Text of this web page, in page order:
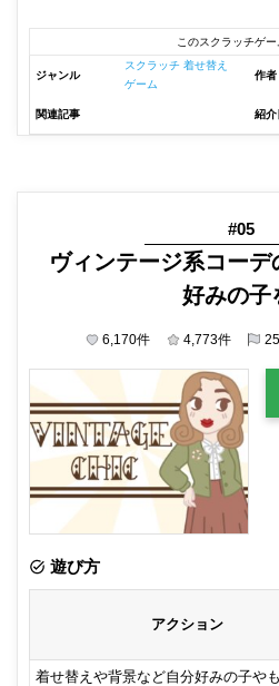
このスクラッチゲ
ジャンル
スクラッチ 着せ替え
ゲーム
作者
関連記事 紹介
#05
ヴィンテージ系コー
好みの子
6,170件 4,773件
遊び方
アクション
着せ替えや背景など自分好みの子や